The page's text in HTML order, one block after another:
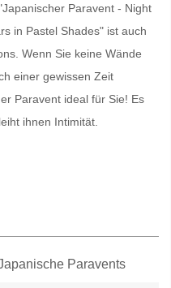
Paravent - Night
in Pastel Shades" ist auch
Wenn Sie keine Wände
einer gewissen Zeit
Paravent ideal für Sie! Es
ihnen Intimität.
Paravents